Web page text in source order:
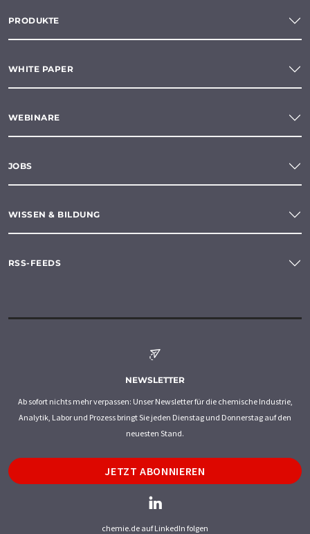
PRODUKTE
WHITE PAPER
WEBINARE
JOBS
WISSEN & BILDUNG
RSS-FEEDS
NEWSLETTER
Ab sofort nichts mehr verpassen: Unser Newsletter für die chemische Industrie,
Analytik, Labor und Prozess bringt Sie jeden Dienstag und Donnerstag auf den
neuesten Stand.
JETZT ABONNIEREN
chemie.de auf LinkedIn folgen